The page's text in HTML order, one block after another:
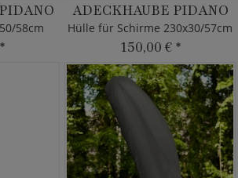
58cm
*
ADECKHAUBE PIDANO
Hülle für Schirme 230x30/57cm
150,00 € *